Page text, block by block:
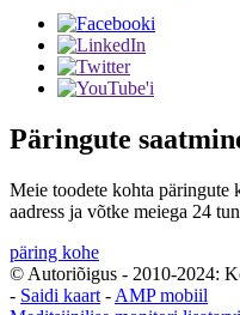
Päringute
Meie toodete kohta päringute
aadress ja võtke meiega 24
päring kohe
© Autoriõigus - 2010-2024:
- Saidi kaart - AMP mobiil